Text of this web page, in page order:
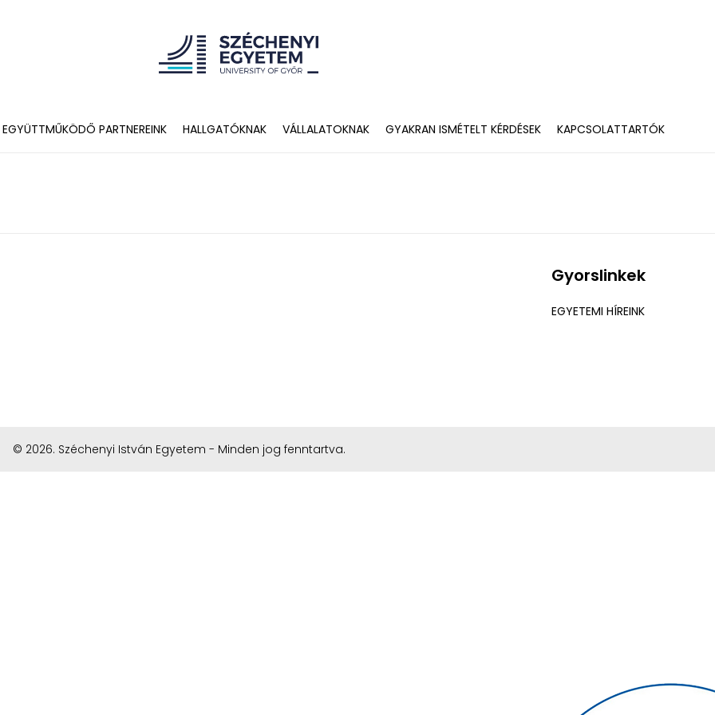
EGYÜTTMŰKÖDŐ PARTNEREINK HALLGATÓKNAK VÁLLALATOKNAK GYAKRAN ISMÉTELT KÉRDÉSEK KAPCSOLATTARTÓK
Gyorslinkek
EGYETEMI HÍREINK
© 2026. Széchenyi István Egyetem - Minden jog fenntartva.
DUÁLIS KÉPZÉS A SZÉCHENYI EGYETEMEN